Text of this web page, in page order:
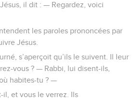
il dit : — Regardez, voici
les paroles prononcées par
Jésus.
s’aperçoit qu’ils le suivent. Il leur
vous ? — Rabbi, lui disent-ils,
habites-tu ? —
et vous le verrez. Ils